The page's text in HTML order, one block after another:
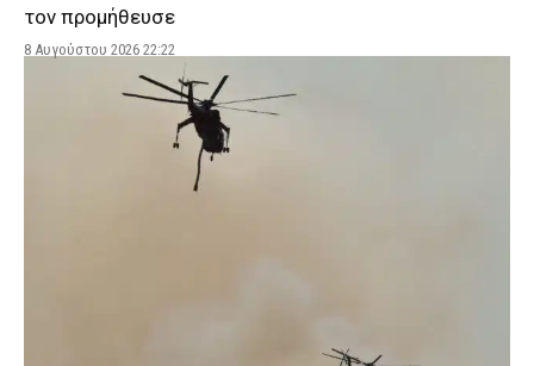
τον προμήθευσε
8 Αυγούστου 2026 22:22